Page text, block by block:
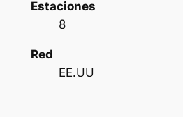
Estaciones
8
Red
EE.UU